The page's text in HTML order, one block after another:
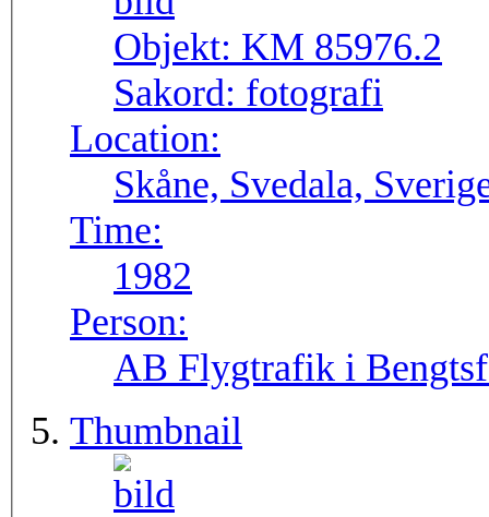
Objekt: KM 85976.2
Sakord: fotografi
Location:
Skåne, Svedala,
Time:
1982
Person:
AB Flygtrafik i
Thumbnail